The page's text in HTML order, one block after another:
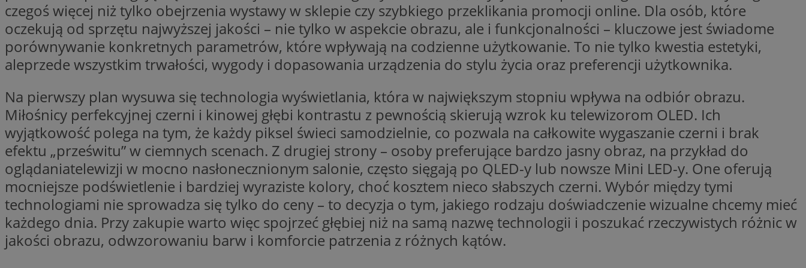
czegoś więcej niż tylko obejrzenia wystawy w sklepie czy szybkiego przeklikania promocji online. Dla osób, które
oczekują od sprzętu najwyższej jakości – nie tylko w aspekcie obrazu, ale i funkcjonalności – kluczowe jest świadome
porównywanie konkretnych parametrów, które wpływają na codzienne użytkowanie. To nie tylko kwestia estetyki,
aleprzede wszystkim trwałości, wygody i dopasowania urządzenia do stylu życia oraz preferencji użytkownika.
Na pierwszy plan wysuwa się technologia wyświetlania, która w największym stopniu wpływa na odbiór obrazu.
Miłośnicy perfekcyjnej czerni i kinowej głębi kontrastu z pewnością skierują wzrok ku telewizorom OLED. Ich
wyjątkowość polega na tym, że każdy piksel świeci samodzielnie, co pozwala na całkowite wygaszanie czerni i brak
efektu „prześwitu” w ciemnych scenach. Z drugiej strony – osoby preferujące bardzo jasny obraz, na przykład do
oglądaniatelewizji w mocno nasłonecznionym salonie, często sięgają po QLED-y lub nowsze Mini LED-y. One oferują
mocniejsze podświetlenie i bardziej wyraziste kolory, choć kosztem nieco słabszych czerni. Wybór między tymi
technologiami nie sprowadza się tylko do ceny – to decyzja o tym, jakiego rodzaju doświadczenie wizualne chcemy mieć
każdego dnia. Przy zakupie warto więc spojrzeć głębiej niż na samą nazwę technologii i poszukać rzeczywistych różnic w
jakości obrazu, odwzorowaniu barw i komforcie patrzenia z różnych kątów.
SessID laziska.com.pl 1 rok
Ten plik cookie przechowuje identyfikator sesji.
QeSessID
laziska.com.pl 1 rok
Ten plik cookie przechowuje identyfikator sesji.
MvSessID
laziska.com.pl 1 rok
Ten plik cookie przechowuje identyfikator sesji.
VISITOR_PRIVACY_METADATA
YouTube
.youtube.com
5 miesięcy 4
tygodnie
Ten plik cookie przechowuje informacje o zgodzie
użytkownika oraz jego preferencjach dotyczących
i ustawień zgody, zapewniając ich przestrzeganie
w kolejnych wizytach. Dzięki temu użytkownik nie
musi ponownie konfigurować swoich preferencji,
co zwiększa wygodę i zgodność z regulacjami
ochrony danych.
suid
Simplifi Holdings
Inc.
.simpli.fi
1 rok
Do przechowywania unikalnego identyfikatora
sesji.
INGRESSCOOKIE
NGINX Inc.
bh.contextweb.com
Rejestruje, który klaster serwerów obsługuje
gościa. Jest to używane w kontekście
równoważenia obciążenia w celu optymalizacji
doświadczenia użytkownika.
euds
.rfihub.com Sesja
Ten plik cookie jest używany do przechowywania
zgody użytkownika w odniesieniu do usług
śledzenia. Zazwyczaj rejestruje, czy użytkownik
zdecydował się na usługi śledzenia lub reklamy.
Google Privacy Policy